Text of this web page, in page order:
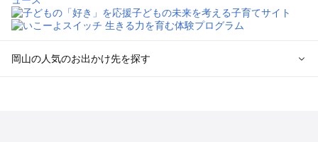
岡山の人気のお出かけ先を探す